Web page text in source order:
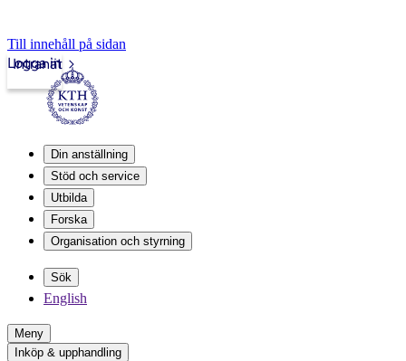
Till innehåll på sidan
Intranät
Logga in
Din anställning
Stöd och service
Utbilda
Forska
Organisation och styrning
Sök
English
Meny
Inköp & upphandling